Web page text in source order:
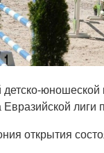
лиги
открытия